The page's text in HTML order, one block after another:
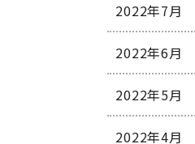
2022年7月
2022年6月
2022年5月
2022年4月